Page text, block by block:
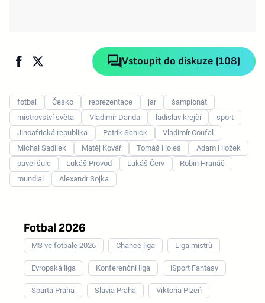
Vstoupit do diskuze (108)
fotbal Česko reprezentace jar
šampionát
mistrovství světa
Vladimír Darida ladislav krejčí
sport
Jihoafrická republika
Patrik Schick
Vladimír Coufal
Michal Sadílek
Matěj Kovář Tomáš Holeš
Adam Hložek
pavel šulc
Lukáš Provod Lukáš Červ
Robin Hranáč
mundial
Alexandr Sojka
Fotbal 2026
MS ve fotbale 2026 Chance liga Liga mistrů
Evropská liga Konferenční liga iSport Fantasy
Sparta Praha Slavia Praha Viktoria Plzeň